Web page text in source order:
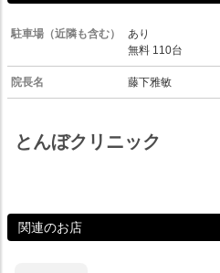
駐車場（近隣も含む）
あり
無料 110台
院長名 藤下雅敏
とんぼクリニック
関連のお店